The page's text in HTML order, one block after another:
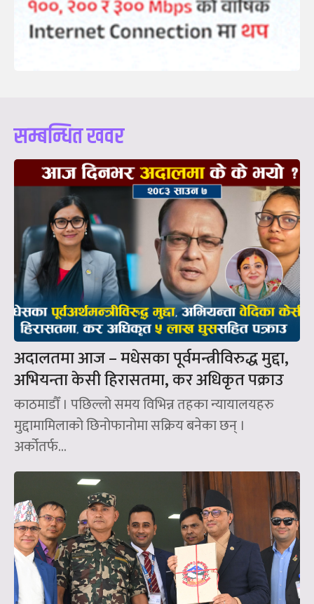
सम्बन्धित खवर
अदालतमा आज – मधेसका पूर्वमन्त्रीविरुद्ध मुद्दा,
अभियन्ता केसी हिरासतमा, कर अधिकृत पक्राउ
काठमाडौँ । पछिल्लो समय विभिन्न तहका न्यायालयहरु
मुद्दामामिलाको छिनोफानोमा सक्रिय बनेका छन् ।
अर्कोतर्फ...